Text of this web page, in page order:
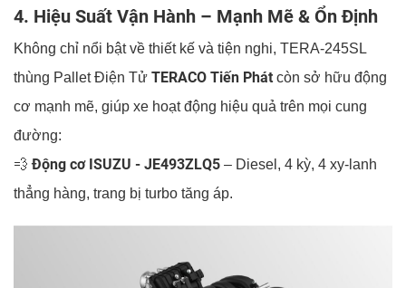
4. Hiệu Suất Vận Hành – Mạnh Mẽ & Ổn Định
Không chỉ nổi bật về thiết kế và tiện nghi, TERA-245SL
thùng Pallet Điện Tử TERACO Tiến Phát còn sở hữu động
cơ mạnh mẽ, giúp xe hoạt động hiệu quả trên mọi cung
đường:
💨Động cơ ISUZU - JE493ZLQ5 – Diesel, 4 kỳ, 4 xy-lanh
thẳng hàng, trang bị turbo tăng áp.